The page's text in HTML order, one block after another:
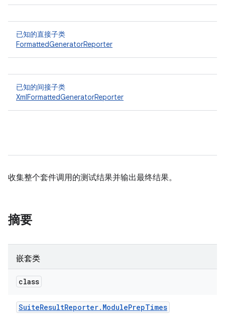
已知的直接子类
FormattedGeneratorReporter
已知的间接子类
XmlFormattedGeneratorReporter
收集整个套件调用的测试结果并输出最终结果。
摘要
嵌套类
class
SuiteResultReporter. ModulePrepTimes